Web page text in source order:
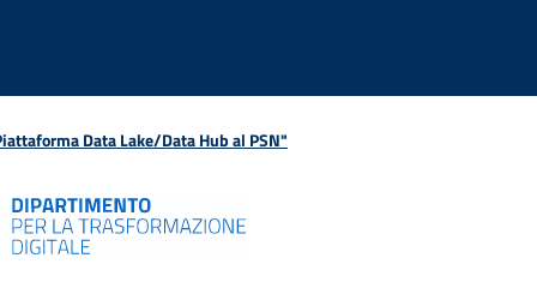
Data Lake/Data Hub al PSN"